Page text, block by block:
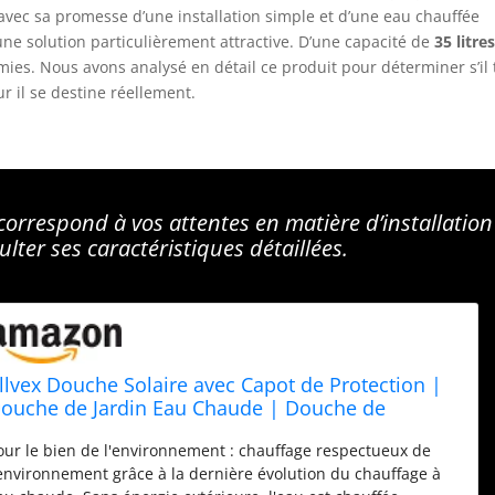
sa promesse d’une installation simple et d’une eau chauffée
solution particulièrement attractive. D’une capacité de35 litres
Nous avons analysé en détail ce produit pour déterminer s’il
il se destine réellement.
à vos attentes en matière d’installation
ses caractéristiques détaillées.
Douche Solaire avec Capot de Protection |
de Jardin Eau Chaude | Douche de
Vert, 35 litres)
le bien de l'environnement : chauffage respectueux de
grâce à la dernière évolution du chauffage à